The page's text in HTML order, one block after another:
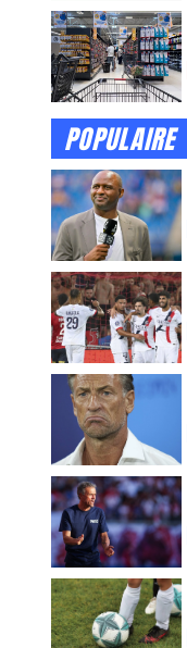
POPULAIRE